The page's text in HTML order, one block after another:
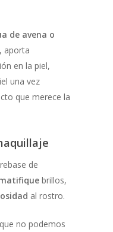
de avena o
aporta
en la piel,
una vez
que merece la
de
brillos,
al rostro.
no podemos